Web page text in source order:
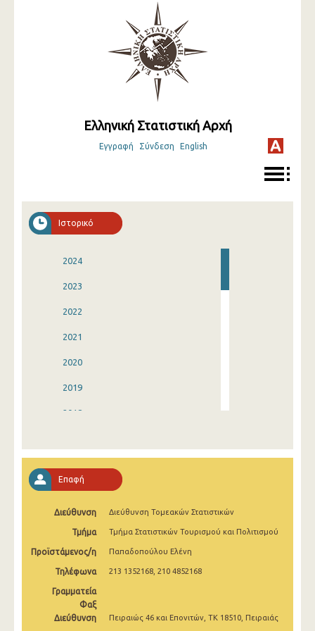
Ελληνική Στατιστική Αρχή
Εγγραφή Σύνδεση English
Ιστορικό
2024
2023
2022
2021
2020
2019
2018
2015
2014
2013
2012
2011
2010
Επαφή
Διεύθυνση Διεύθυνση Τομεακών Στατιστικών
Τμήμα Τμήμα Στατιστικών Τουρισμού και Πολιτισμού
Προϊστάμενος/η Παπαδοπούλου Ελένη
Τηλέφωνα 213 1352168, 210 4852168
Γραμματεία
Φαξ
Διεύθυνση
Πειραιώς 46 και Επονιτών, ΤΚ 18510, Πειραιάς